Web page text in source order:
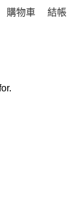
購物車 結帳